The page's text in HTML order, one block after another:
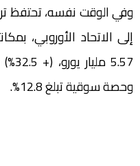
وفي الوقت نفسه، تحتفظ
إلى الاتحاد الأوروبي،
وحصة سوقية تبلغ 12.8%.